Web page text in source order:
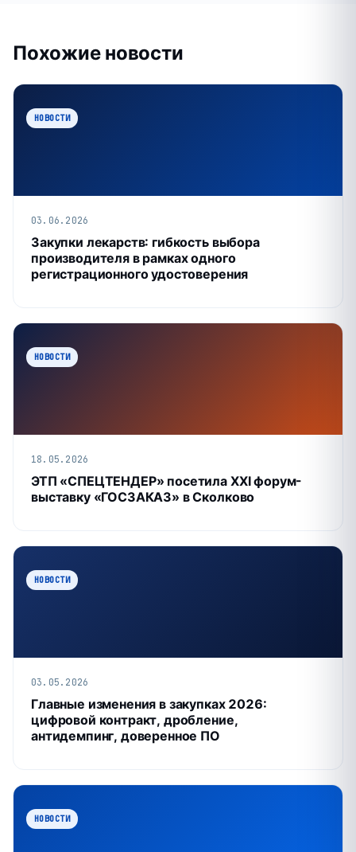
Похожие новости
НОВОСТИ
03.06.2026
Закупки лекарств: гибкость выбора
производителя в рамках одного
регистрационного удостоверения
НОВОСТИ
18.05.2026
ЭТП «СПЕЦТЕНДЕР» посетила XXI форум-
выставку «ГОСЗАКАЗ» в Сколково
НОВОСТИ
03.05.2026
Главные изменения в закупках 2026:
цифровой контракт, дробление,
антидемпинг, доверенное ПО
НОВОСТИ